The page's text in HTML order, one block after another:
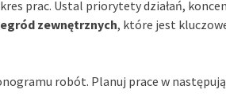
prac. Ustal priorytety działań,
zewnętrznych, które jest
robót. Planuj prace w